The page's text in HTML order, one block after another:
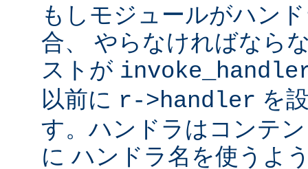
もしモジュールがハン
合、 やらなければなら
ストが
以前に r->handler を
す。ハンドラはコンテ
に ハンドラ名を使うよ